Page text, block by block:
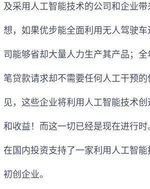
及采用人工智能技术的公司和企业
想，如果优步能全面利用无人驾驶
司能够省却大量人力生产其产品；
笔贷款请求却不需要任何人工干预
见，这些企业将利用人工智能技术
和收益！而这一切已经是现在进行
在国内投资支持了一家利用人工智
初创企业。